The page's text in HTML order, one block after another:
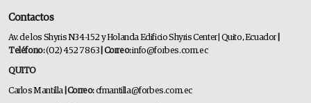
Contactos
Av. de los Shyris N34-152 y Holanda Edificio Shyris Center | Quito, Ecuador
Teléfono:(02) 452 7863 | Correo:info@forbes.com.ec
QUITO
Carlos Mantilla | Correo:cfmantilla@forbes.com.ec